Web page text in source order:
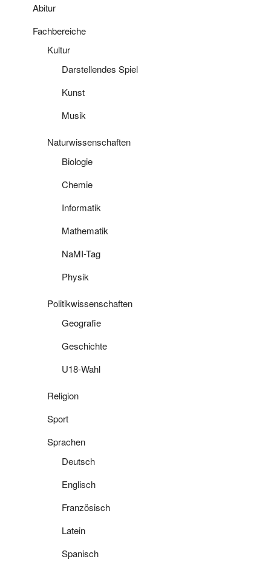
Abitur
Fachbereiche
Kultur
Darstellendes Spiel
Kunst
Musik
Naturwissenschaften
Biologie
Chemie
Informatik
Mathematik
NaMI-Tag
Physik
Politikwissenschaften
Geografie
Geschichte
U18-Wahl
Religion
Sport
Sprachen
Deutsch
Englisch
Französisch
Latein
Spanisch